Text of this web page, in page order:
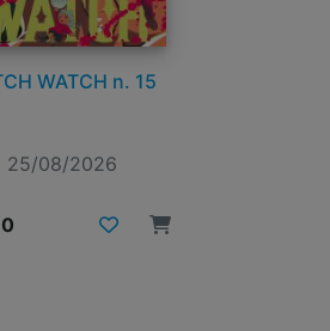
WATCH n. 15
25/08/2026